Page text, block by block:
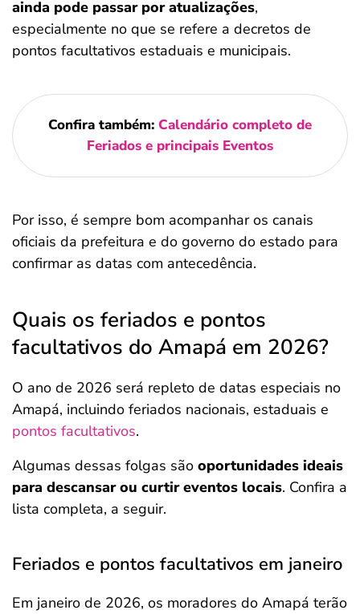
ainda pode passar por atualizações,
especialmente no que se refere a decretos de
pontos facultativos estaduais e municipais.
Confira também: Calendário completo de
Feriados e principais Eventos
Por isso, é sempre bom acompanhar os canais
oficiais da prefeitura e do governo do estado para
confirmar as datas com antecedência.
Quais os feriados e pontos
facultativos do Amapá em 2026?
O ano de 2026 será repleto de datas especiais no
Amapá, incluindo feriados nacionais, estaduais e
pontos facultativos.
Algumas dessas folgas são oportunidades ideais
para descansar ou curtir eventos locais. Confira a
lista completa, a seguir.
Feriados e pontos facultativos em janeiro
Em janeiro de 2026, os moradores do Amapá terão